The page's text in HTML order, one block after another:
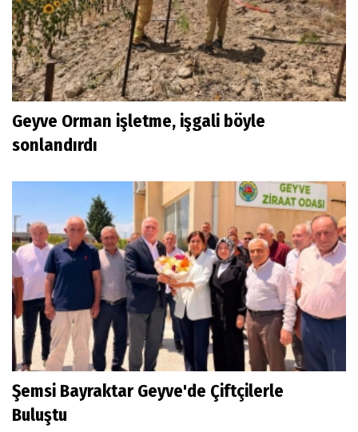
Etkinlikler
Geyve Orman işletme, işgali böyle
sonlandırdı
Şemsi Bayraktar Geyve'de Çiftçilerle
Buluştu